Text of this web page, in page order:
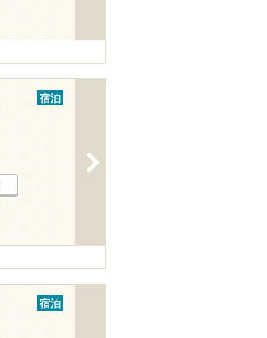
宿泊
宿泊